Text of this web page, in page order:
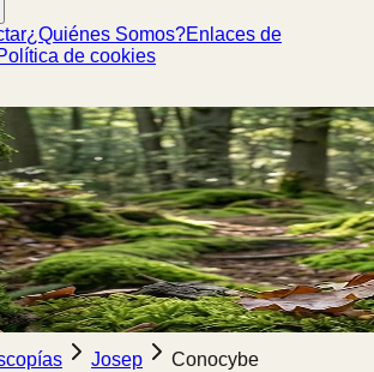
¿Quiénes Somos?Enlaces de
de cookies
Josep
Conocybe